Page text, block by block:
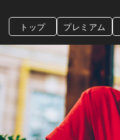
トップ プレミアム